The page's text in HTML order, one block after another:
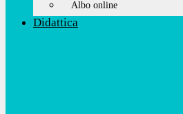
Albo online
Didattica